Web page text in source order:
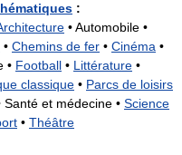
:
•Automobile •
• Chemins de fer • Cinéma •
• Football • Littérature •
classique • Parcs de loisirs
Santé et médecine • Science
• Théâtre